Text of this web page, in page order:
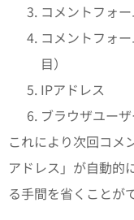
コメントフォ
コメントフォ
目）
IPアドレス
ブラウザユー
これにより次回コメ
アドレス」が自動的
る手間を省くことが